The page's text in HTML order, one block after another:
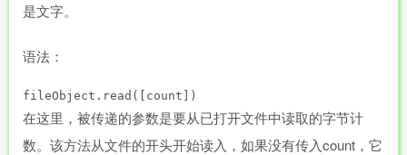
是文字。
语法：
在这里，被传递的参数是要从已打开文件中读取的字节计
数。该方法从文件的开头开始读入，如果没有传入count，它